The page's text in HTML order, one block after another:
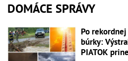
DOMÁCE SPRÁVY
Po
búrky:
PIATOK